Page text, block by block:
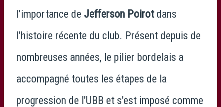
l’importance de Jefferson Poirotdans
l’histoire récente du club. Présent depuis de
nombreuses années, le pilier bordelais a
accompagné toutes les étapes de la
progression de l’UBB et s’est imposé comme